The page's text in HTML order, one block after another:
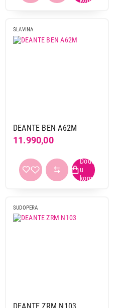
SLAVINA
DEANTE BEN A62M
11.990,00
SUDOPERA
DEANTE ZRM N103